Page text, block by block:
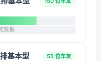
数据
基本型
55 位车友